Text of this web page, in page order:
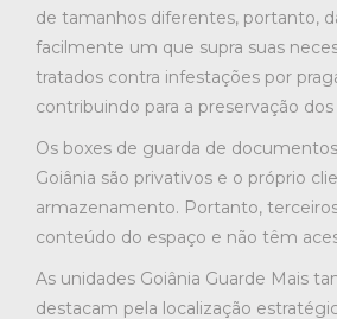
de tamanhos diferentes, portanto,
facilmente um que supra suas
tratados contra infestações por
contribuindo para a preservação
Os boxes de guarda de
Goiânia são privativos e o próprio
armazenamento. Portanto,
conteúdo do espaço e não têm
As unidades Goiânia Guarde Mais
destacam pela localização